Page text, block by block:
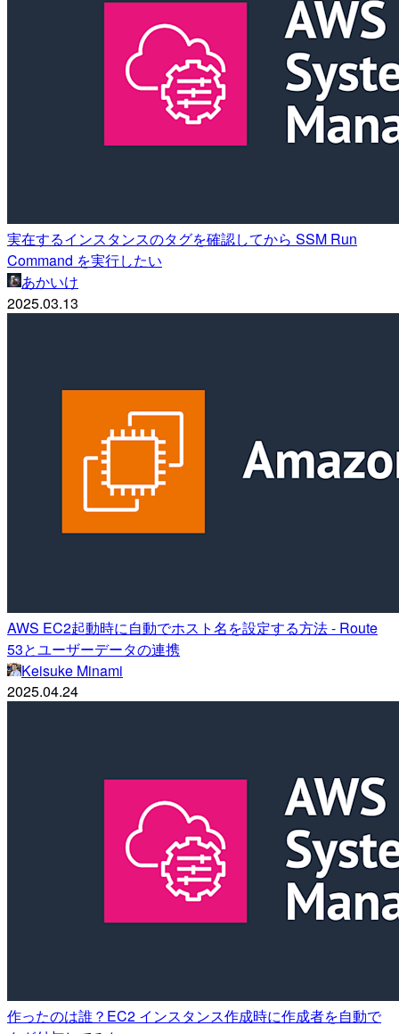
実在するインスタンスのタグを確認してから SSM Run
Command を実行したい
あかいけ
2025.03.13
AWS EC2起動時に自動でホスト名を設定する方法 - Route
53とユーザーデータの連携
Keisuke Minami
2025.04.24
作ったのは誰？EC2 インスタンス作成時に作成者を自動で